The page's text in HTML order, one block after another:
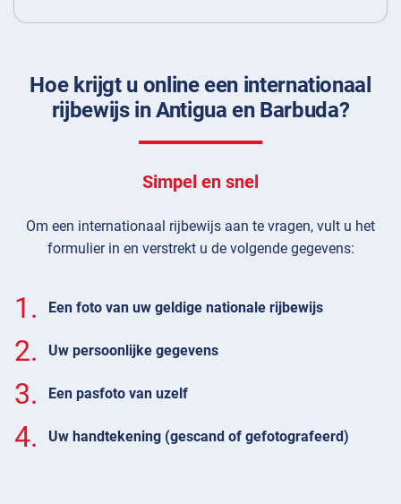
Hoe krijgt u online een internationaal
rijbewijs in Antigua en Barbuda?
Simpel en snel
Om een internationaal rijbewijs aan te vragen, vult u het
formulier in en verstrekt u de volgende gegevens:
1. Een foto van uw geldige nationale rijbewijs
2. Uw persoonlijke gegevens
3. Een pasfoto van uzelf
4. Uw handtekening (gescand of gefotografeerd)